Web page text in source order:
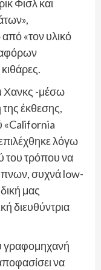
Φισλ και
«τον υλικό
Χανκς -μέσω
έκθεσης,
«California
λόγω
του τρόπου να
συχνά low-
μας
διευθύντρια
γραφομηχανή
να